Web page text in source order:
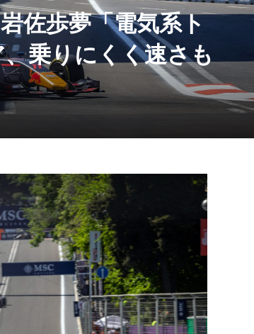
佐歩夢「電気系ト
乗りにくく速さも
VCARB 02を生み出すファクトリー...